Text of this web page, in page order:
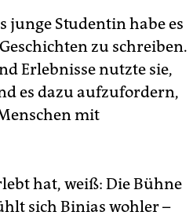
junge Studentin habe es
zu schreiben.
Erlebnisse nutzte sie,
es dazu aufzufordern,
mit
hat, weiß: Die Bühne
sich Binias wohler –